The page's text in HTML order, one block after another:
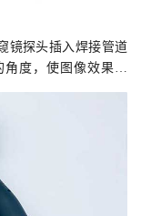
镜探头插入焊接管道
度，使图像效果最